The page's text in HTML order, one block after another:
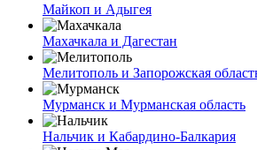
Майкоп и Адыгея
Махачкала и Дагестан
Мелитополь и Запорожская
Мурманск и Мурманская область
Нальчик и Кабардино-Балкария